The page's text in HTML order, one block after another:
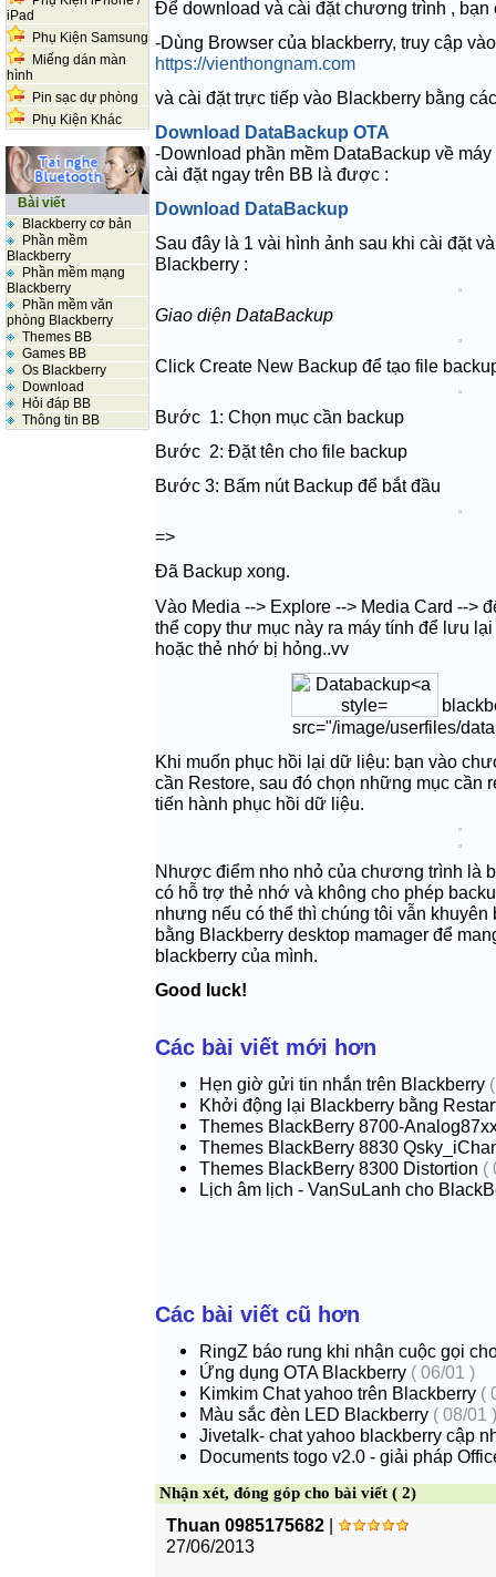
Để download và cài đặt chương trình , bạn
-Dùng Browser của blackberry, truy cập
https://vienthongnam.com
và cài đặt trực tiếp vào Blackberry bằng
Download DataBackup OTA
-Download phần mềm DataBackup về
cài đặt ngay trên BB là được :
Download DataBackup
Sau đây là 1 vài hình ảnh sau khi cài đặt
Blackberry :
Giao diện DataBackup
Click Create New Backup để tạo file
Bước 1: Chọn mục cần backup
Bước 2: Đặt tên cho file backup
Bước 3: Bấm nút Backup để bắt đầu
=>
Đã Backup xong.
Vào Media --> Explore --> Media Card -->
thể copy thư mục này ra máy tính để lưu
hoặc thẻ nhớ bị hỏng..vv
src="/image/userfiles/
Khi muốn phục hồi lại dữ liệu: bạn vào
cần Restore, sau đó chọn những mục cần
tiến hành phục hồi dữ liệu.
Nhược điểm nho nhỏ của chương trình là
có hỗ trợ thẻ nhớ và không cho phép
nhưng nếu có thể thì chúng tôi vẫn
bằng Blackberry desktop mamager để
blackberry của mình.
Good luck!
Các bài viết mới hơn
Hẹn giờ gửi tin nhắn trên Blackberry
Khởi động lại Blackberry bằng
Themes BlackBerry 8700-
Themes BlackBerry 8830
Themes BlackBerry 8300 Distortion (
Lịch âm lịch - VanSuLanh cho
Các bài viết cũ hơn
RingZ báo rung khi nhận cuộc gọi
Ứng dụng OTA Blackberry ( 06/01 )
Kimkim Chat yahoo trên Blackberry (
Màu sắc đèn LED Blackberry ( 08/01 )
Jivetalk- chat yahoo blackberry cập
Documents togo v2.0 - giải pháp
Nhận xét, đóng góp cho bài viết ( 2)
Thuan 0985175682 |
27/06/2013
iPad
Phụ Kiện Samsung
Miếng dán màn
hình
Pin sạc dự phòng
Phụ Kiện Khác
Bài viết
Blackberry cơ bản
Phần mềm
Blackberry
Phần mềm mạng
Blackberry
Phần mềm văn
phòng Blackberry
Themes BB
Games BB
Os Blackberry
Download
Hỏi đáp BB
Thông tin BB